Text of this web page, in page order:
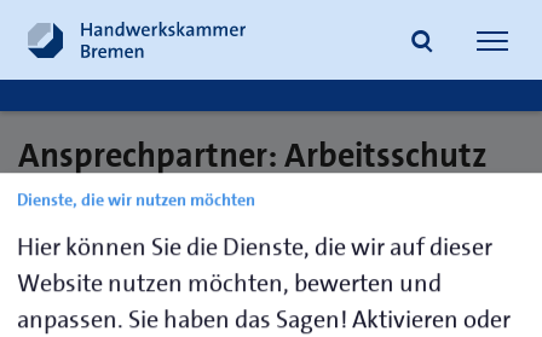
Suche
Ansprechpartner: Arbeitsschutz
Seite empfehlen
Dienste, die wir nutzen möchten
Hier können Sie die Dienste, die wir auf dieser
Website nutzen möchten, bewerten und
anpassen. Sie haben das Sagen! Aktivieren oder